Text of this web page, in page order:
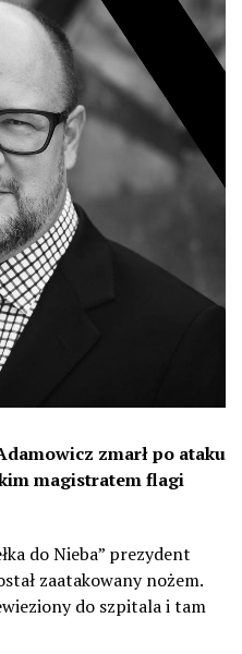
zmarł po ataku
magistratem flagi
do Nieba” prezydent
zaatakowany nożem.
do szpitala i tam